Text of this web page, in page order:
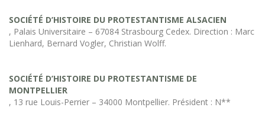
SOCIÉTÉ D’HISTOIRE DU PROTESTANTISME ALSACIEN
, Palais Universitaire – 67084 Strasbourg Cedex. Direction : Marc
Lienhard, Bernard Vogler, Christian Wolff.
SOCIÉTÉ D’HISTOIRE DU PROTESTANTISME DE
MONTPELLIER
, 13 rue Louis-Perrier – 34000 Montpellier. Président : N**